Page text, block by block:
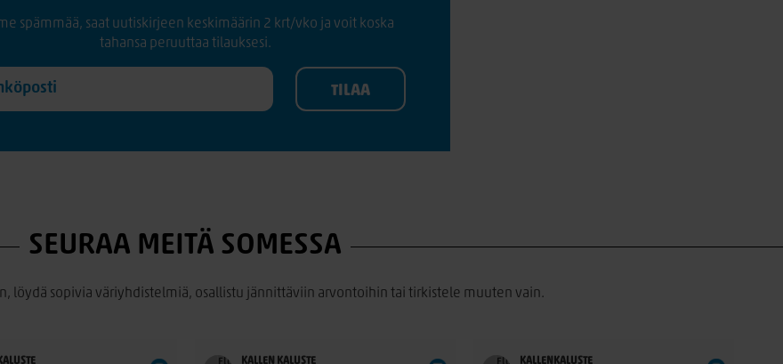
spämmää, saat uutiskirjeen keskimäärin 2 krt/vko ja voit koska
tahansa peruuttaa tilauksesi.
SEURAA MEITÄ SOMESSA
löydä sopivia väriyhdistelmiä, osallistu jännittäviin arvontoihin tai tirkistele muuten vain.
KALLEN KALUSTE KALLENKALUSTE